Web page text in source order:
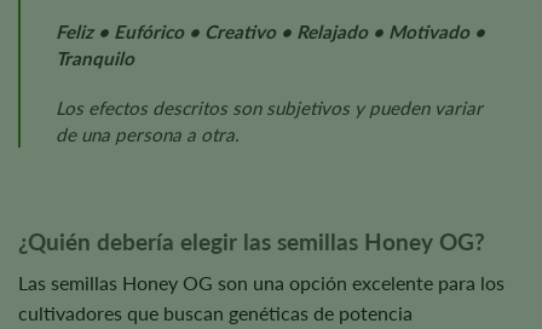
Feliz • Eufórico • Creativo • Relajado • Motivado •
Tranquilo
Los efectos descritos son subjetivos y pueden variar
de una persona a otra.
¿Quién debería elegir las semillas Honey OG?
Las semillas Honey OG son una opción excelente para los
cultivadores que buscan genéticas de potencia